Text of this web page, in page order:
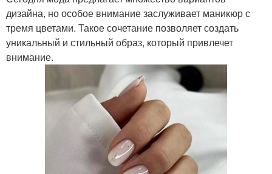
дизайна, но особое внимание заслуживает маникюр с
тремя цветами. Такое сочетание позволяет создать
уникальный и стильный образ, который привлечет
внимание.